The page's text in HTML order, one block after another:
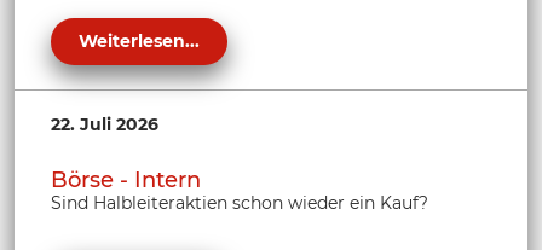
Weiterlesen...
22. Juli 2026
Börse - Intern
Sind Halbleiteraktien schon wieder ein Kauf?